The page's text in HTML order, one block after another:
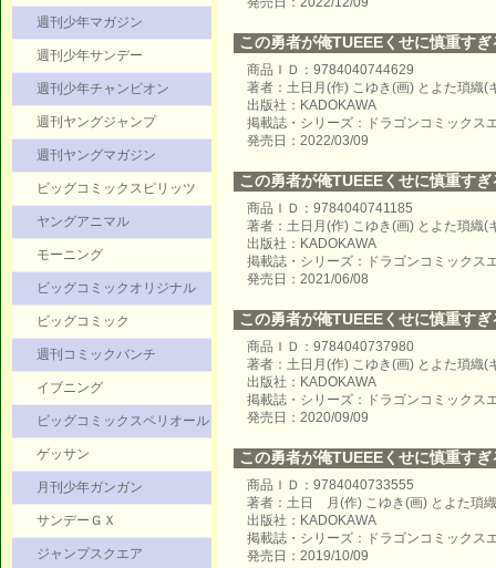
週刊少年マガジン
週刊少年サンデー
週刊少年チャンピオン
週刊ヤングジャンプ
週刊ヤングマガジン
ビッグコミックスピリッツ
ヤングアニマル
モーニング
ビッグコミックオリジナル
ビッグコミック
週刊コミックバンチ
イブニング
ビッグコミックスペリオール
ゲッサン
月刊少年ガンガン
サンデーＧＸ
ジャンプスクエア
この勇者が俺TUEEEくせに慎重す
商品ＩＤ：9784040744629
著者：土日月(作) こゆき(画) とよた瑣織(
出版社：KADOKAWA
掲載誌・シリーズ：ドラゴンコミックス
発売日：2022/03/09
この勇者が俺TUEEEくせに慎重す
商品ＩＤ：9784040741185
著者：土日月(作) こゆき(画) とよた瑣織(
出版社：KADOKAWA
掲載誌・シリーズ：ドラゴンコミックス
発売日：2021/06/08
この勇者が俺TUEEEくせに慎重す
商品ＩＤ：9784040737980
著者：土日月(作) こゆき(画) とよた瑣織(
出版社：KADOKAWA
掲載誌・シリーズ：ドラゴンコミックス
発売日：2020/09/09
この勇者が俺TUEEEくせに慎重す
商品ＩＤ：9784040733555
著者：土日 月(作) こゆき(画) とよた瑣
出版社：KADOKAWA
掲載誌・シリーズ：ドラゴンコミックス
発売日：2019/10/09